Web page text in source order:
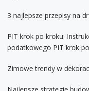
3 najlepsze przepisy na
PIT krok po kroku:
podatkowego PIT krok
Zimowe trendy w